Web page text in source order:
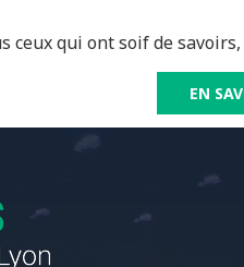
ceux qui ont soif de
EN